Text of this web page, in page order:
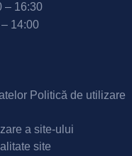
– 16:30
14:00
Politică de utilizare
a site-ului
site